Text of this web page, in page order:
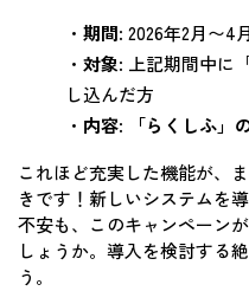
・ 期間: 2026年2月〜4
・ 対象: 上記期間中に
し込んだ方
・ 内容:
「らくしふ
これほど充実した機能が、
きです！新しいシステムを
不安も、このキャンペーン
しょうか。導入を検討する
う。